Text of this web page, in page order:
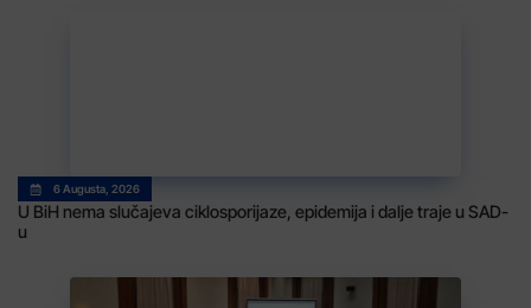
6 Augusta, 2026
U BiH nema slučajeva ciklosporijaze, epidemija i dalje traje u SAD-
u